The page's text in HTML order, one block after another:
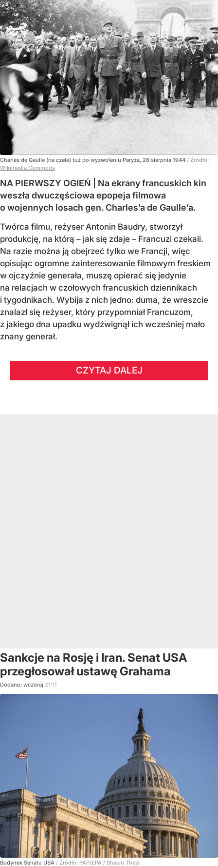
Charles de Gaulle (na czele) tuż po wyzwoleniu Paryża, 26 sierpnia 1944 / Źródło:
Wikimedia Commons
NA PIERWSZY OGIEŃ | Na ekrany francuskich kin
weszła dwuczęściowa epopeja filmowa
o wojennych losach gen. Charles’a de Gaulle’a.
Twórca filmu, reżyser Antonin Baudry, stworzył
produkcję, na którą – jak się zdaje – Francuzi czekali.
Na razie można ją obejrzeć tylko we Francji, więc
opisując ogromne zainteresowanie filmowym freskiem
w ojczyźnie generała, muszę opierać się jedynie
na relacjach w czołowych francuskich dziennikach
i tygodnikach. Wybija z nich jedno: duma, że wreszcie
znalazł się reżyser, który przypomniał Francuzom,
z jakiego dna upadku wydźwignął ich wcześniej mało
znany generał.
CZYTAJ DALEJ
Sankcje na Rosję i Iran. Senat USA
przegłosował ustawę Grahama
Dodano: wczoraj 21:11
Budynek Senatu USA / Źródło: PAP/EPA / Shawn Thew